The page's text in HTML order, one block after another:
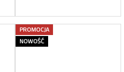
PROMOCJA
NOWOŚĆ